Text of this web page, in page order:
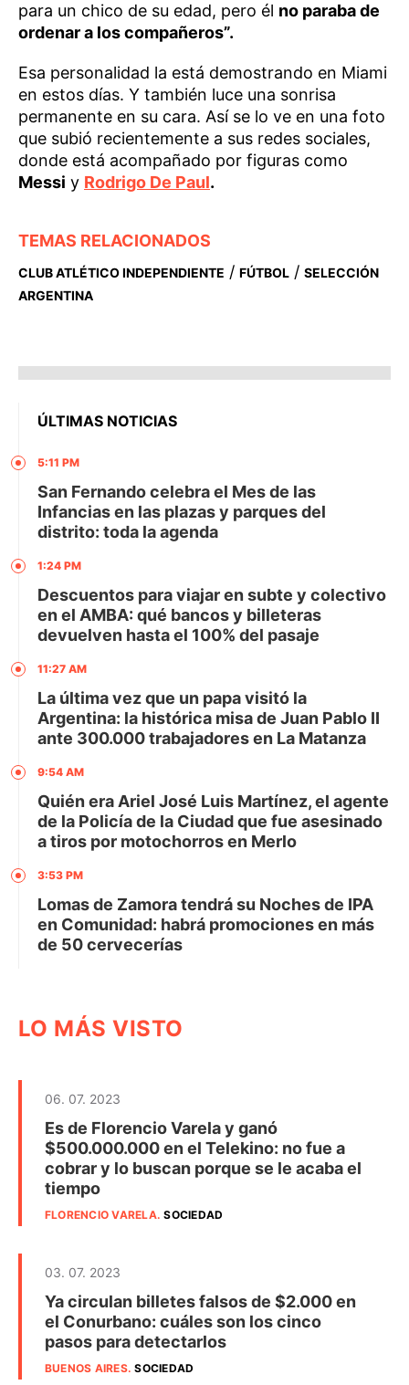
para un chico de su edad, pero él no paraba de
ordenar a los compañeros”.
Esa personalidad la está demostrando en Miami
en estos días. Y también luce una sonrisa
permanente en su cara. Así se lo ve en una foto
que subió recientemente a sus redes sociales,
donde está acompañado por figuras como
Messi y Rodrigo De Paul.
TEMAS RELACIONADOS
CLUB ATLÉTICO INDEPENDIENTE / FÚTBOL / SELECCIÓN
ARGENTINA
ÚLTIMAS NOTICIAS
5:11 PM
San Fernando celebra el Mes de las
Infancias en las plazas y parques del
distrito: toda la agenda
1:24 PM
Descuentos para viajar en subte y colectivo
en el AMBA: qué bancos y billeteras
devuelven hasta el 100% del pasaje
11:27 AM
La última vez que un papa visitó la
Argentina: la histórica misa de Juan Pablo II
ante 300.000 trabajadores en La Matanza
9:54 AM
Quién era Ariel José Luis Martínez, el agente
de la Policía de la Ciudad que fue asesinado
a tiros por motochorros en Merlo
3:53 PM
Lomas de Zamora tendrá su Noches de IPA
en Comunidad: habrá promociones en más
de 50 cervecerías
LO MÁS VISTO
06. 07. 2023
Es de Florencio Varela y ganó
$500.000.000 en el Telekino: no fue a
cobrar y lo buscan porque se le acaba el
tiempo
FLORENCIO VARELA.SOCIEDAD
03. 07. 2023
Ya circulan billetes falsos de $2.000 en
el Conurbano: cuáles son los cinco
pasos para detectarlos
BUENOS AIRES.SOCIEDAD